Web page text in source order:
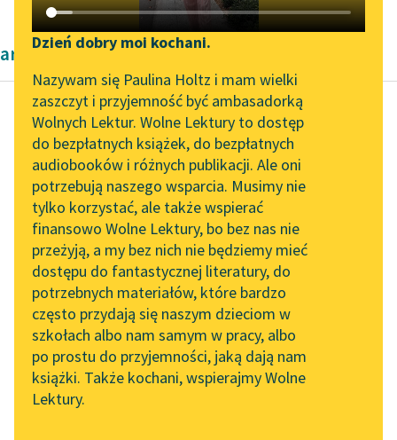
Katalog DAISY
Podkasty o książkach
Zgłoś brak utworu
Aktualności
„Prokurator Alicja Horn”
do słuchania
Byliśmy częścią AI Impact
Lab
Zapraszamy na spotkanie
online z tłumaczkami
literatury skandynawskiej
Spotkanie z Katarzyną
Tunkiel w Oslo
102. lata temu zmarł
Joseph Conrad
Narzędzia
Mapa Wolnych Lektur
Leśmianator
Przewodnik dla piszących i
czytających
API
OAI-PMH
Widget Wolnych Lektur
Przypisy
Dzień dobry moi kochani.
Nazywam się Paulina Holtz i mam wielki
zaszczyt i przyjemność być ambasadorką
Wolnych Lektur. Wolne Lektury to dostęp
do bezpłatnych książek, do bezpłatnych
audiobooków i różnych publikacji. Ale oni
potrzebują naszego wsparcia. Musimy nie
tylko korzystać, ale także wspierać
finansowo Wolne Lektury, bo bez nas nie
przeżyją, a my bez nich nie będziemy mieć
dostępu do fantastycznej literatury, do
potrzebnych materiałów, które bardzo
często przydają się naszym dzieciom w
szkołach albo nam samym w pracy, albo
po prostu do przyjemności, jaką dają nam
książki. Także kochani, wspierajmy Wolne
Lektury.
artykuły Kazimiery Bujwidowej
Kazimiera Bujwidowa
Czy kobieta
powinna mieć te
same prawa co
mężczyzna?
Przechodząc do
sprawy
równouprawnienia
kobiet w kodeksie
cywilnym, zaznaczyć